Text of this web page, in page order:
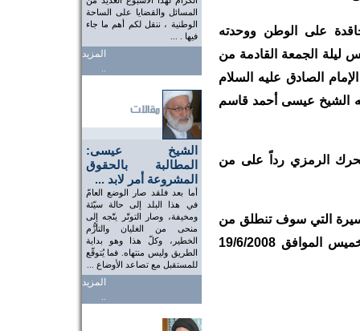
المسائل والقضايا على الساحة
الوطنية ، ننقل لكم أهم ما جاء
فيها . ...
المزيد
..
الشيخ عيسى:
المطالبة بالحقوق
المشروعة أمر لابد ...
أما بعد فلقد صار الوضع العامّ
في هذا البلد إلى حالة سيّئة
ومخيفة، وصار التوتّر يتّجه إلى
منحى من الغليان والتأزُّم
الخطير، وكلّ هذا وهو بداية
الطريق وليس منتهاه. فما يُتوقّع
للمستقبل مع تصاعد الأوضاع ...
المزيد
..
على الوطن ووحدته
ليلة الجمعة القادمة من
الصادق عليه السلام
الشيخ عيسى أحمد قاسم
الرمزي رداً على من
التي سوف تنطلق من
دوار سار متجهة لجامع الدراز عصر يوم الخميس الموافق 19/6/2008